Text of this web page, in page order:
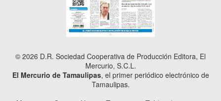
© 2026 D.R. Sociedad Cooperativa de Producción Editora, El
Mercurio, S.C.L.
El Mercurio de Tamaulipas, el primer periódico electrónico de
Tamaulipas.